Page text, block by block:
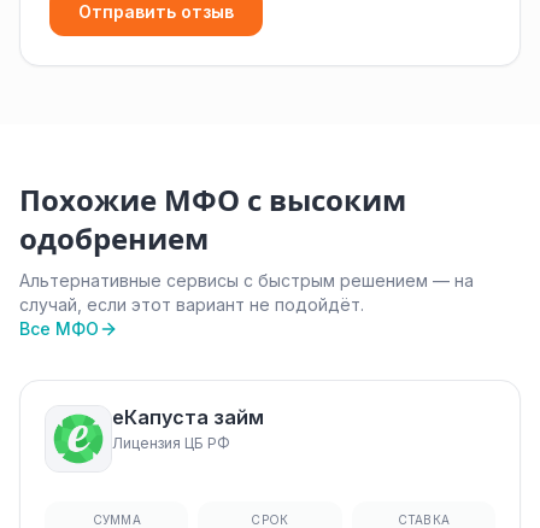
Отправить отзыв
Похожие МФО с высоким
одобрением
Альтернативные сервисы с быстрым решением — на
случай, если этот вариант не подойдёт.
Все МФО
еКапуста займ
Лицензия ЦБ РФ
СУММА СРОК СТАВКА